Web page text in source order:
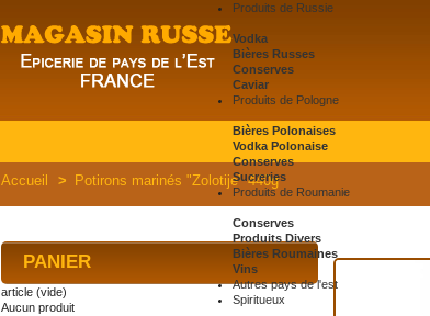
Produits de Russie
Vodka
Bières Russes
Conserves
Caviar
Produits de Pologne
Bières Polonaises
Vodka Polonaise
Conserves
Sucreries
Produits de Roumanie
Conserves
Produits Divers
Bières Roumaines
Vins
Autres pays de l'est
Spiritueux
Accueil > Potirons marinés "Zolotije" 440g
PANIER
article (vide)
Aucun produit